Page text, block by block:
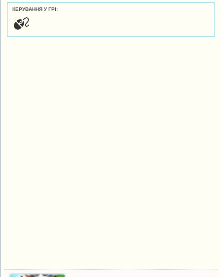
КЕРУВАННЯ У ГРІ: